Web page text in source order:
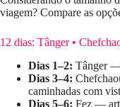
viagem? Compare as
12 dias: Tânger •
Dias 1–2: Tânger —
Dias 3–4:
caminhadas com
Dias 5–6: Fez —